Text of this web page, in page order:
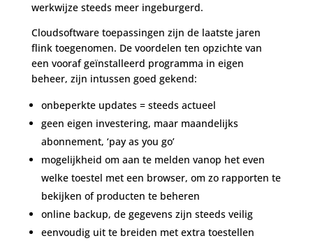
werkwijze steeds meer ingeburgerd.
Cloudsoftware toepassingen zijn de laatste jaren
flink toegenomen. De voordelen ten opzichte van
een vooraf geïnstalleerd programma in eigen
beheer, zijn intussen goed gekend:
onbeperkte updates = steeds actueel
geen eigen investering, maar maandelijks
abonnement, ‘pay as you go’
mogelijkheid om aan te melden vanop het even
welke toestel met een browser, om zo rapporten te
bekijken of producten te beheren
online backup, de gegevens zijn steeds veilig
eenvoudig uit te breiden met extra toestellen